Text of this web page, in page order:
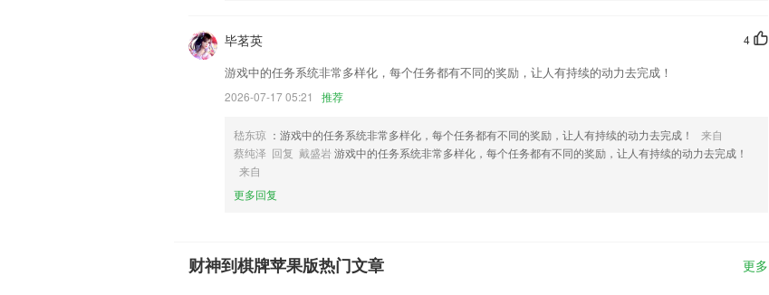
4
毕茗英
游戏中的任务系统非常多样化，每个任务都有不同的奖励，让人有持续的动力去完成！
2026-07-17 05:21 推荐
嵇东琼 ：游戏中的任务系统非常多样化，每个任务都有不同的奖励，让人有持续的动力去完成！
来自
蔡纯泽 回复 戴盛岩 游戏中的任务系统非常多样化，每个任务都有不同的奖励，让人有持续的动力去完成！
来自
更多回复
财神到棋牌苹果版热门文章 更多